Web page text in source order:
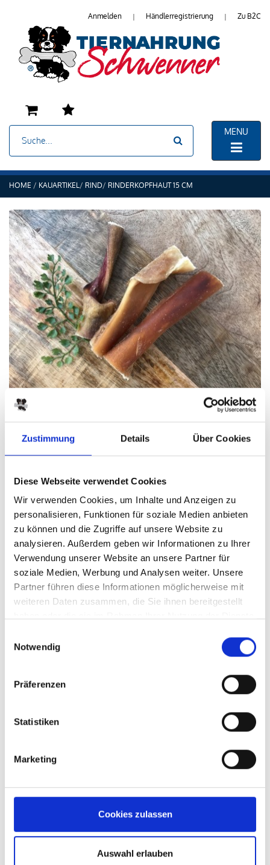
Zustimmung Details Über Cookies
Diese Webseite verwendet Cookies
Wir verwenden Cookies, um Inhalte und Anzeigen zu
personalisieren, Funktionen für soziale Medien anbieten
zu können und die Zugriffe auf unsere Website zu
analysieren. Außerdem geben wir Informationen zu Ihrer
Verwendung unserer Website an unsere Partner für
soziale Medien, Werbung und Analysen weiter. Unsere
Partner führen diese Informationen möglicherweise mit
weiteren Daten zusammen, die Sie ihnen bereitgestellt
Notwendig
Präferenzen
Statistiken
Marketing
Cookies zulassen
Auswahl erlauben
Anmelden | Händlerregistrierung | Zu B2C
MENU
HOME KAUARTIKEL RIND RINDERKOPFHAUT 15 CM
Rinderkopfhaut 15 cm
Rinderhaut getrocknet und geschnitten
Dokumente
pdf
Rinderkopfhaut.pdf
Bezeichnung : Rinderkopfhaut 15 cm kg
Art.-Nr. :
00083
EAN :
4037238000836
kg
Bezeichnung :
00819
VE :
5 Beutel
Art.-Nr. :
00824
Beutel
Preise exkl. 7% MwSt. zzgl. Versand.